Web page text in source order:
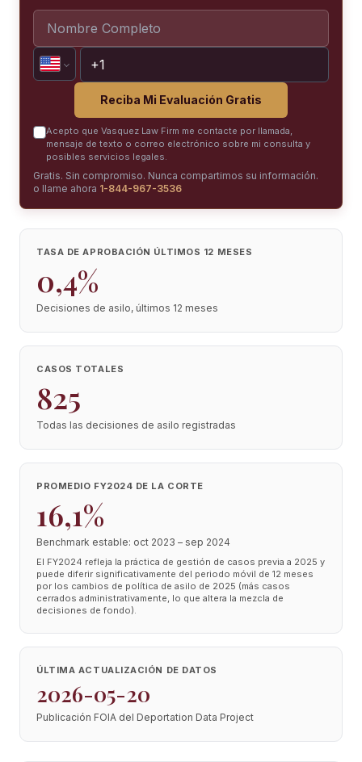
Reciba Mi Evaluación Gratis
Acepto que Vasquez Law Firm me contacte por llamada,
mensaje de texto o correo electrónico sobre mi consulta y
posibles servicios legales.
Gratis. Sin compromiso. Nunca compartimos su información.
o llame ahora 1-844-967-3536
TASA DE APROBACIÓN ÚLTIMOS 12 MESES
0,4%
Decisiones de asilo, últimos 12 meses
CASOS TOTALES
825
Todas las decisiones de asilo registradas
PROMEDIO FY2024 DE LA CORTE
16,1%
Benchmark estable: oct 2023 – sep 2024
El FY2024 refleja la práctica de gestión de casos previa a 2025 y
puede diferir significativamente del periodo móvil de 12 meses
por los cambios de política de asilo de 2025 (más casos
cerrados administrativamente, lo que altera la mezcla de
decisiones de fondo).
ÚLTIMA ACTUALIZACIÓN DE DATOS
2026-05-20
Publicación FOIA del Deportation Data Project